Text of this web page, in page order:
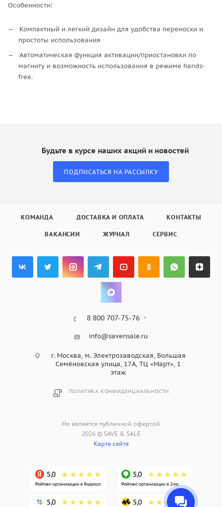
Особенности:
Компактный и легкий дизайн для удобства переноски и
простоты использования
Автоматическая функция активации/приостановки по
магниту и возможность использования в режиме hands-
free.
Будьте в курсе наших акций и новостей
ПОДПИСАТЬСЯ НА РАССЫЛКУ
КОМАНДА ДОСТАВКА И ОПЛАТА КОНТАКТЫ
ВАКАНСИИ ЖУРНАЛ СЕРВИС
8 800 707-75-76
info@savensale.ru
г. Москва, м. Электрозаводская, Большая
Семёновская улица, 17А, ТЦ «Март», 1
этаж
ПОЛИТИКА КОНФИДЕНЦИАЛЬНОСТИ
Не является публичной офертой
2026 © SAVE & SALE
Карта сайта